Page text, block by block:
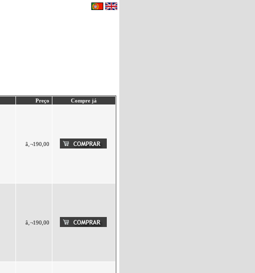
Preço Compre já
â‚¬190,00
â‚¬190,00